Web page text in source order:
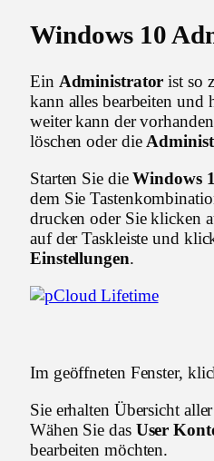
Windows 10
Ein Administrator ist so
kann alles bearbeiten
weiter kann der
löschen oder die
Starten Sie dieWindows
dem Sie
drucken oder Sie klicken
auf der Taskleiste und
Einstellungen.
Im geöffneten Fenster,
Sie erhalten Übersicht
Wähen Sie dasUser
bearbeiten möchten.